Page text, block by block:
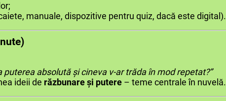
manuale, dispozitive pentru quiz, dacă este digital).
puterea absolută și cineva v-ar trăda în mod repetat?”
ideii de răzbunare și putere – teme centrale în nuvelă.